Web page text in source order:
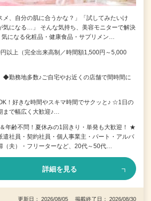
メ、自分の肌に合うかな？」「試してみたいけ
気になる…」 そんな気持ち、美容モニターで解決
気になる化粧品・健康食品・サプリメン…
以上（完全出来高制／時間額1,500円～5,000
勤務地多数♪ご自宅やお近くの店舗で間時間に
！好きな時間やスキマ時間でサクッと♪ ☆1日の
まで幅広く大歓迎♪…
年齢不問！夏休みの1回きり・単発も大歓迎！ ★
遣社員・契約社員・個人事業主・パート・アルバ
（夫）・フリーターなど、20代～50代…
詳細を見る
更新日： 2026/08/05 掲載終了日： 2026/08/30